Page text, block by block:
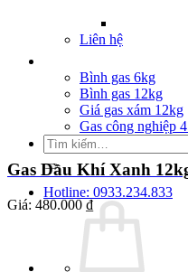
Liên hệ
Bình gas 6kg
Bình gas 12kg
Giá gas xám 12kg
Gas công nghiệp
Tìm
kiếm:
Hotline: 0933.234.833
Gas Dầu Khí Xanh
Giá: 480.000 ₫